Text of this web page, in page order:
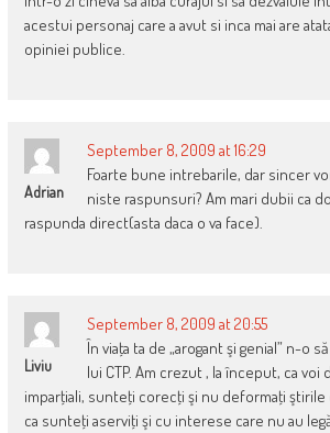
acestui personaj care a avut si inca mai are
opiniei publice.
Adrian
September 8, 2009 at 16:29
Foarte bune intrebarile, dar sincer
niste raspunsuri? Am mari dubii ca
raspunda direct(asta daca o va face).
Liviu
September 8, 2009 at 20:55
În viaţa ta de „arogant şi genial” n-o
lui CTP. Am crezut , la început, ca
imparţiali, sunteţi corecţi şi nu deformaţi ştirile
ca sunteţi aserviţi şi cu interese care nu au